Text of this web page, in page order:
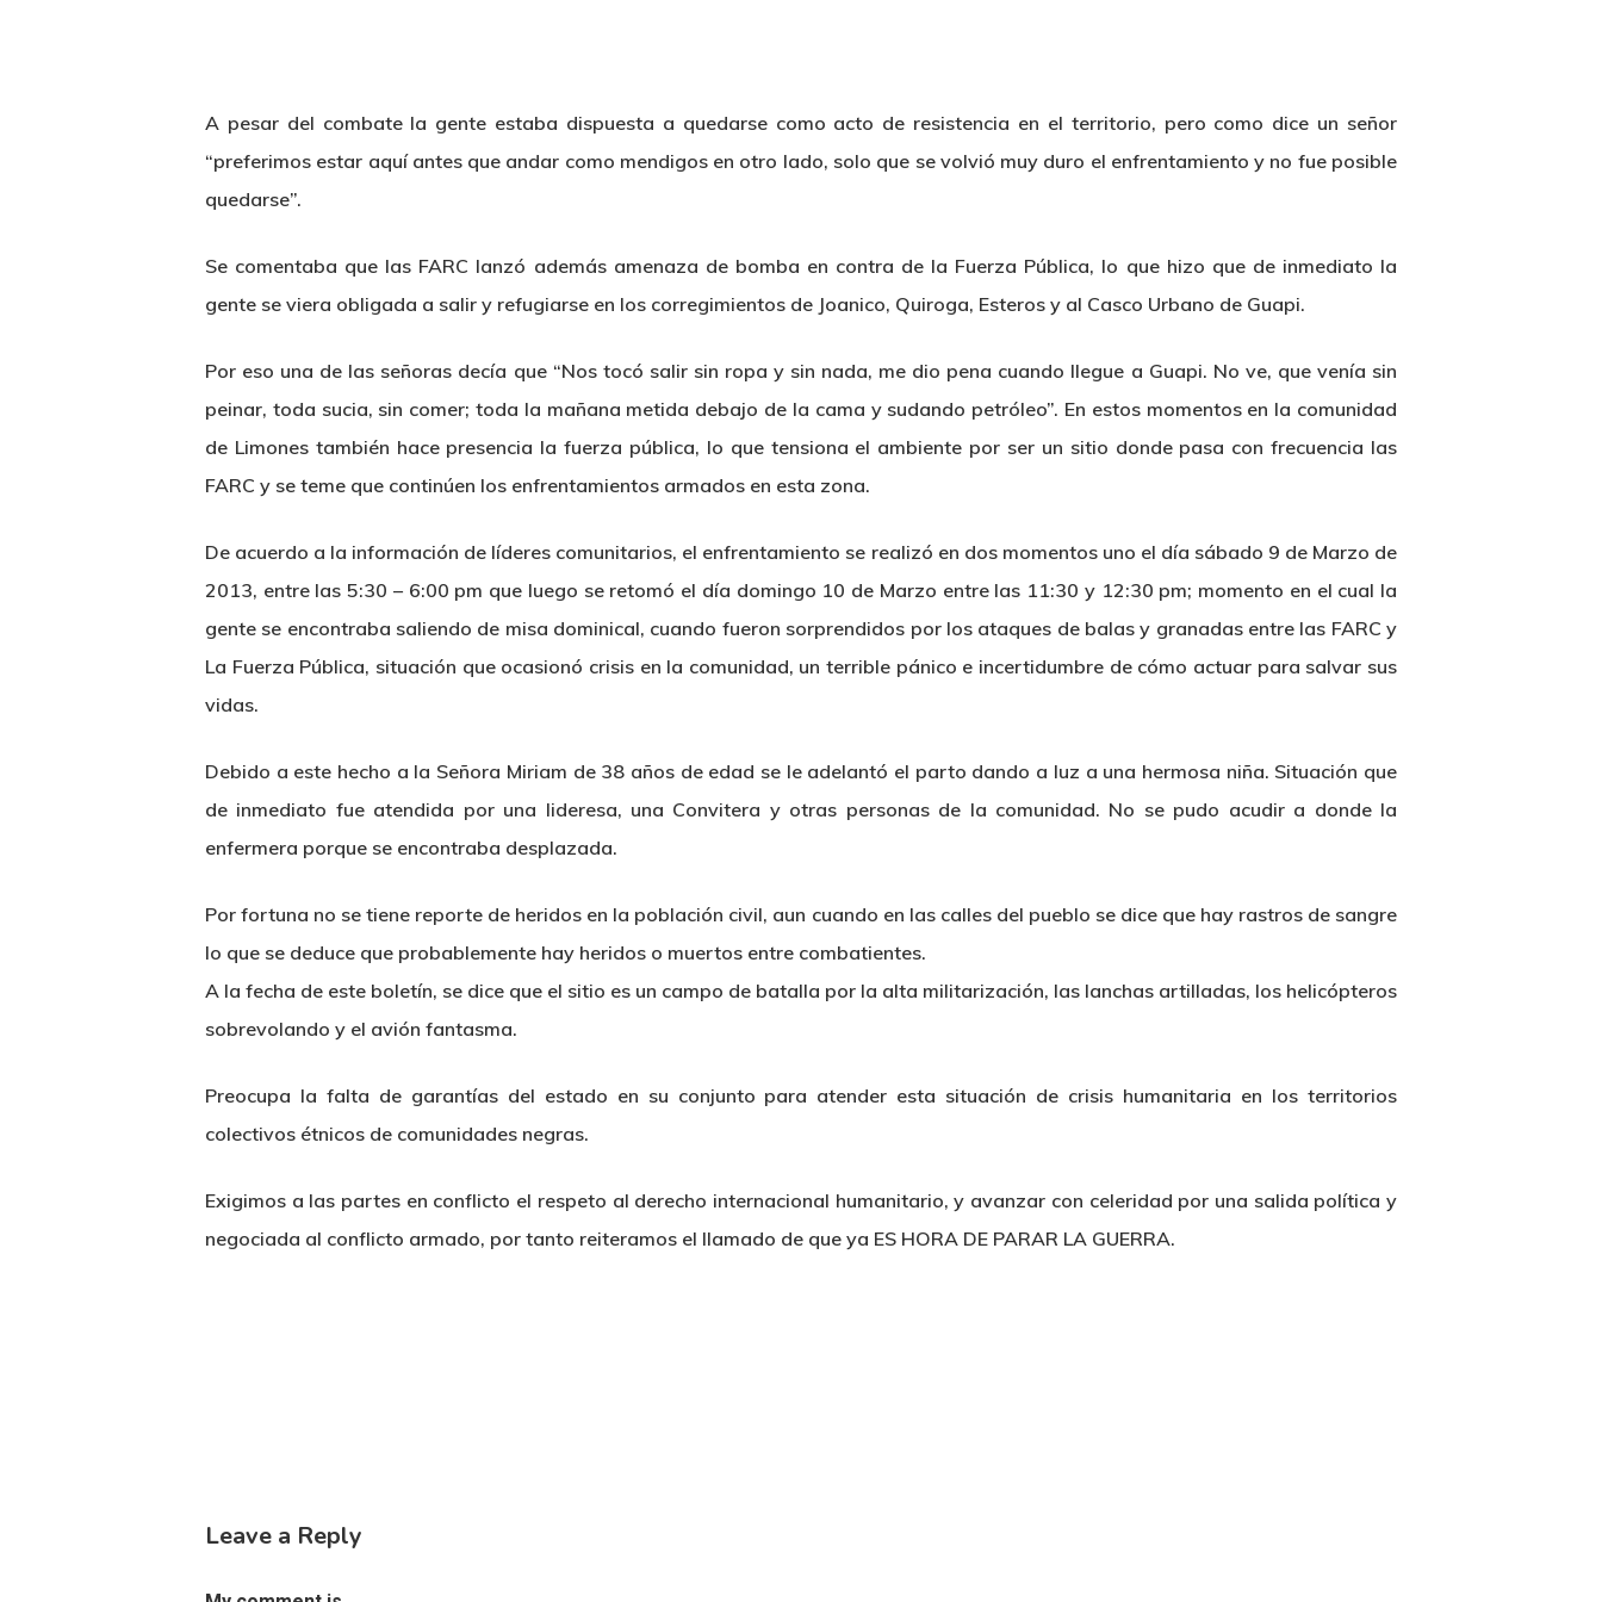
A pesar del combate la gente estaba dispuesta a quedarse como acto de resistencia en el territorio, pero como dice un señor
“preferimos estar aquí antes que andar como mendigos en otro lado, solo que se volvió muy duro el enfrentamiento y no fue posible
quedarse”.
Se comentaba que las FARC lanzó además amenaza de bomba en contra de la Fuerza Pública, lo que hizo que de inmediato la
gente se viera obligada a salir y refugiarse en los corregimientos de Joanico, Quiroga, Esteros y al Casco Urbano de Guapi.
Por eso una de las señoras decía que “Nos tocó salir sin ropa y sin nada, me dio pena cuando llegue a Guapi. No ve, que venía sin
peinar, toda sucia, sin comer; toda la mañana metida debajo de la cama y sudando petróleo”. En estos momentos en la comunidad
de Limones también hace presencia la fuerza pública, lo que tensiona el ambiente por ser un sitio donde pasa con frecuencia las
FARC y se teme que continúen los enfrentamientos armados en esta zona.
De acuerdo a la información de líderes comunitarios, el enfrentamiento se realizó en dos momentos uno el día sábado 9 de Marzo de
2013, entre las 5:30 – 6:00 pm que luego se retomó el día domingo 10 de Marzo entre las 11:30 y 12:30 pm; momento en el cual la
gente se encontraba saliendo de misa dominical, cuando fueron sorprendidos por los ataques de balas y granadas entre las FARC y
La Fuerza Pública, situación que ocasionó crisis en la comunidad, un terrible pánico e incertidumbre de cómo actuar para salvar sus
vidas.
Debido a este hecho a la Señora Miriam de 38 años de edad se le adelantó el parto dando a luz a una hermosa niña. Situación que
de inmediato fue atendida por una lideresa, una Convitera y otras personas de la comunidad. No se pudo acudir a donde la
enfermera porque se encontraba desplazada.
Por fortuna no se tiene reporte de heridos en la población civil, aun cuando en las calles del pueblo se dice que hay rastros de sangre
lo que se deduce que probablemente hay heridos o muertos entre combatientes.
A la fecha de este boletín, se dice que el sitio es un campo de batalla por la alta militarización, las lanchas artilladas, los helicópteros
sobrevolando y el avión fantasma.
Preocupa la falta de garantías del estado en su conjunto para atender esta situación de crisis humanitaria en los territorios
colectivos étnicos de comunidades negras.
Exigimos a las partes en conflicto el respeto al derecho internacional humanitario, y avanzar con celeridad por una salida política y
negociada al conflicto armado, por tanto reiteramos el llamado de que ya ES HORA DE PARAR LA GUERRA.
Leave a Reply